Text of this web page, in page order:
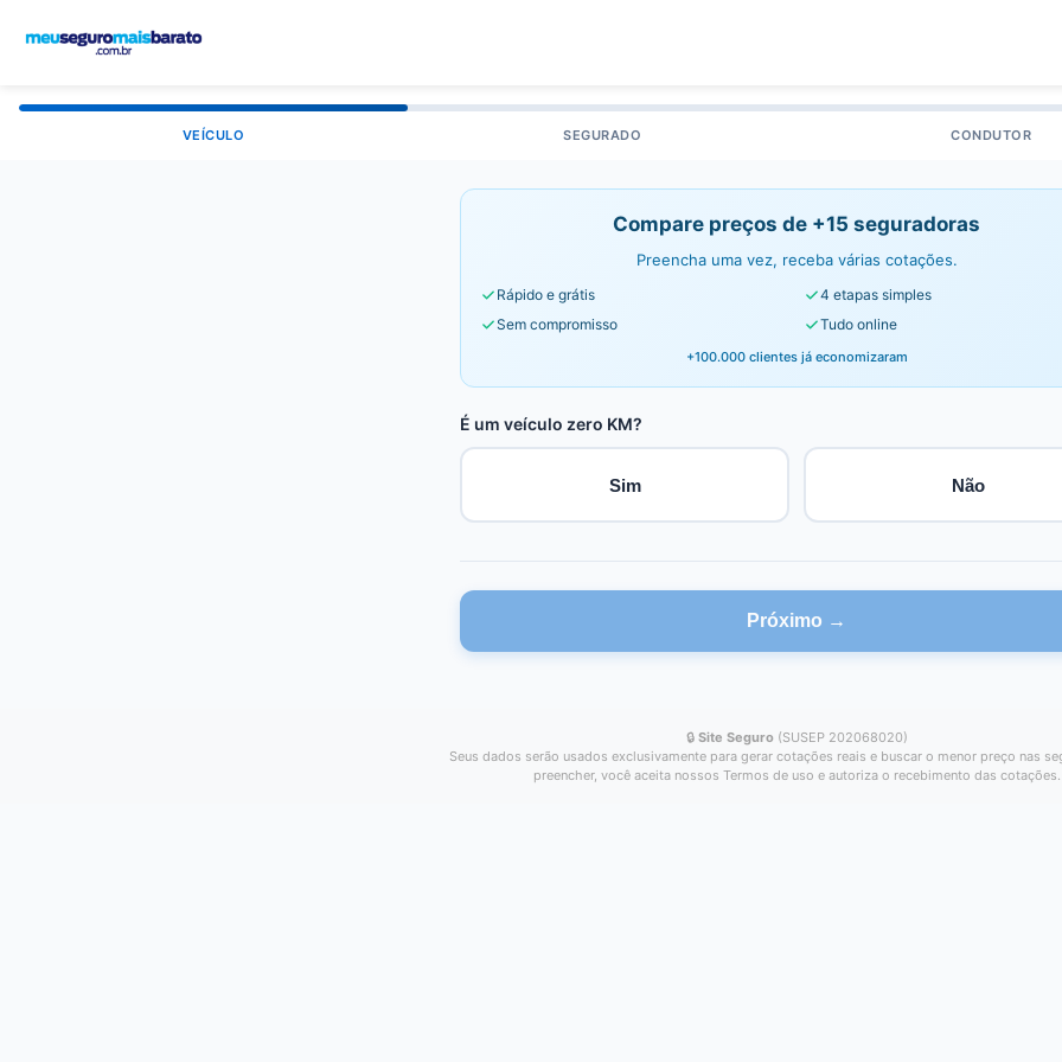
VEÍCULO SEGURADO CONDUTOR
Compare preços de +15 seguradoras
Preencha uma vez, receba várias cotações.
Rápido e grátis
4 etapas simples
Sem compromisso
Tudo online
+100.000 clientes já economizaram
É um veículo zero KM?
Sim Não
Próximo →
🔒 Site Seguro (SUSEP 202068020)
Seus dados serão usados exclusivamente para gerar cotações reais e buscar o menor preço nas
preencher, você aceita nossos Termos de uso e autoriza o recebimento das cotações.